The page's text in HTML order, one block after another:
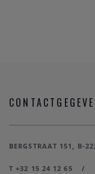
BERGSTRAAT 151, B-
T +32 15 24 12 65 /